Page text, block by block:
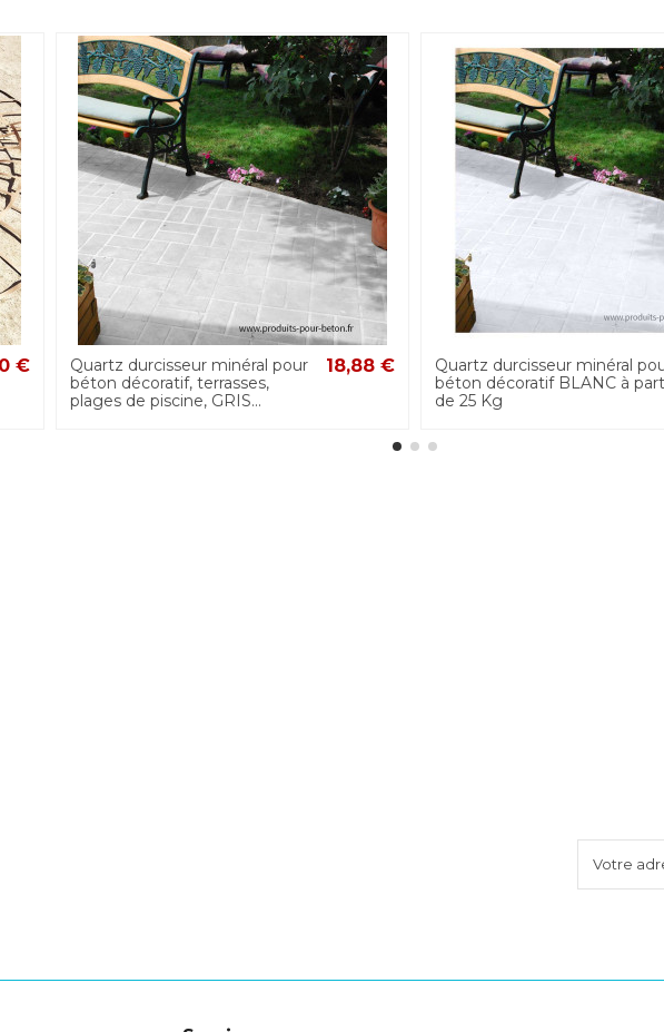
€
Quartz durcisseur minéral pour
béton décoratif, terrasses,
plages de piscine, GRIS...
18,88 €
Quartz durcisseur minéral
béton décoratif BLANC à
de 25 Kg